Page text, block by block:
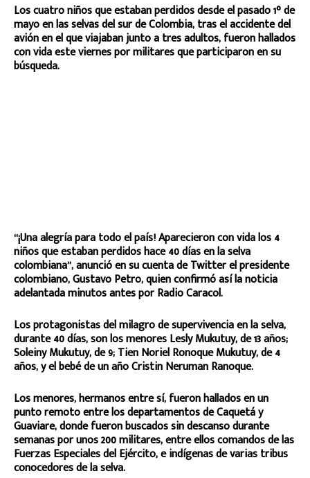
Los cuatro niños que estaban perdidos desde el pasado 1° de
mayo en las selvas del sur de Colombia, tras el accidente del
avión en el que viajaban junto a tres adultos, fueron hallados
con vida este viernes por militares que participaron en su
búsqueda.
“¡Una alegría para todo el país! Aparecieron con vida los 4
niños que estaban perdidos hace 40 días en la selva
colombiana”, anunció en su cuenta de Twitter el presidente
colombiano, Gustavo Petro, quien confirmó así la noticia
adelantada minutos antes por Radio Caracol.
Los protagonistas del milagro de supervivencia en la selva,
durante 40 días, son los menores Lesly Mukutuy, de 13 años;
Soleiny Mukutuy, de 9; Tien Noriel Ronoque Mukutuy, de 4
años, y el bebé de un año Cristin Neruman Ranoque.
Los menores, hermanos entre sí, fueron hallados en un
punto remoto entre los departamentos de Caquetá y
Guaviare, donde fueron buscados sin descanso durante
semanas por unos 200 militares, entre ellos comandos de las
Fuerzas Especiales del Ejército, e indígenas de varias tribus
conocedores de la selva.